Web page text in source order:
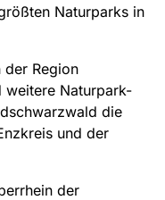
Naturparks in
der Region
weitere Naturpark-
die
und der
der